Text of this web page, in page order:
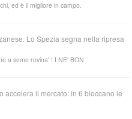
ed è il migliore in campo.
Lo Spezia segna nella ripresa
a semo rovina' ! I NE' BON
accelera il mercato: in 6 bloccano le